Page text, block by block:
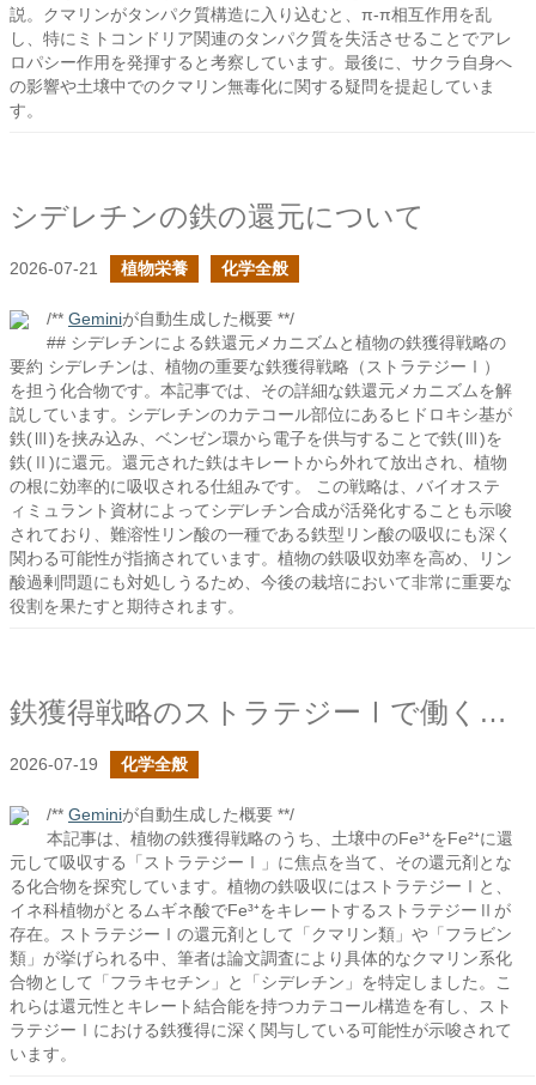
説。クマリンがタンパク質構造に入り込むと、π-π相互作用を乱
し、特にミトコンドリア関連のタンパク質を失活させることでアレ
ロパシー作用を発揮すると考察しています。最後に、サクラ自身へ
の影響や土壌中でのクマリン無毒化に関する疑問を提起していま
す。
シデレチンの鉄の還元について
2026-07-21 植物栄養 化学全般
/** Geminiが自動生成した概要 **/
## シデレチンによる鉄還元メカニズムと植物の鉄獲得戦略の
要約 シデレチンは、植物の重要な鉄獲得戦略（ストラテジーⅠ）
を担う化合物です。本記事では、その詳細な鉄還元メカニズムを解
説しています。シデレチンのカテコール部位にあるヒドロキシ基が
鉄(Ⅲ)を挟み込み、ベンゼン環から電子を供与することで鉄(Ⅲ)を
鉄(Ⅱ)に還元。還元された鉄はキレートから外れて放出され、植物
の根に効率的に吸収される仕組みです。 この戦略は、バイオステ
ィミュラント資材によってシデレチン合成が活発化することも示唆
されており、難溶性リン酸の一種である鉄型リン酸の吸収にも深く
関わる可能性が指摘されています。植物の鉄吸収効率を高め、リン
酸過剰問題にも対処しうるため、今後の栽培において非常に重要な
役割を果たすと期待されます。
鉄獲得戦略のストラテジーⅠで働く化合物は何か？
2026-07-19 化学全般
/** Geminiが自動生成した概要 **/
本記事は、植物の鉄獲得戦略のうち、土壌中のFe³⁺をFe²⁺に還
元して吸収する「ストラテジーⅠ」に焦点を当て、その還元剤とな
る化合物を探究しています。植物の鉄吸収にはストラテジーⅠと、
イネ科植物がとるムギネ酸でFe³⁺をキレートするストラテジーⅡが
存在。ストラテジーⅠの還元剤として「クマリン類」や「フラビン
類」が挙げられる中、筆者は論文調査により具体的なクマリン系化
合物として「フラキセチン」と「シデレチン」を特定しました。こ
れらは還元性とキレート結合能を持つカテコール構造を有し、スト
ラテジーⅠにおける鉄獲得に深く関与している可能性が示唆されて
います。